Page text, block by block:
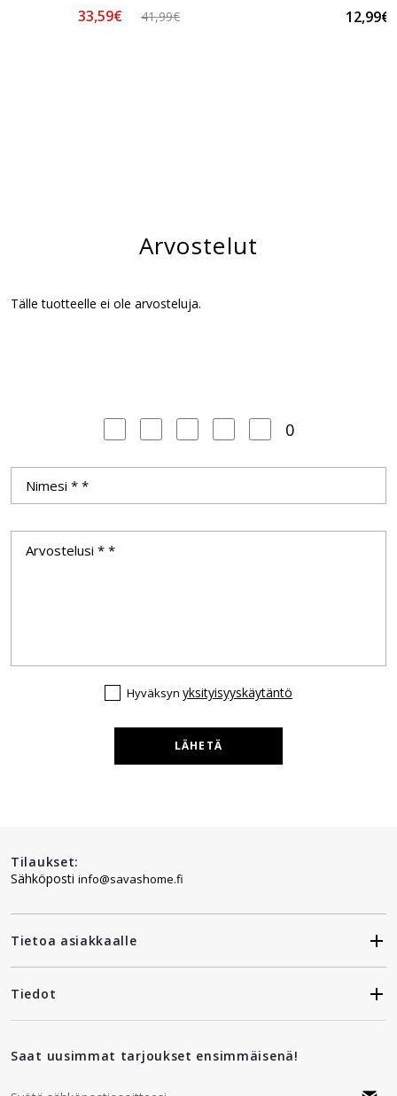
33,59€ 41,99€ 12,99€
Arvostelut
Tälle tuotteelle ei ole arvosteluja.
0
Hyväksyn yksityisyyskäytäntö
LÄHETÄ
Tilaukset:
Sähköposti info@savashome.fi
Tietoa asiakkaalle
Tiedot
Saat uusimmat tarjoukset ensimmäisenä!